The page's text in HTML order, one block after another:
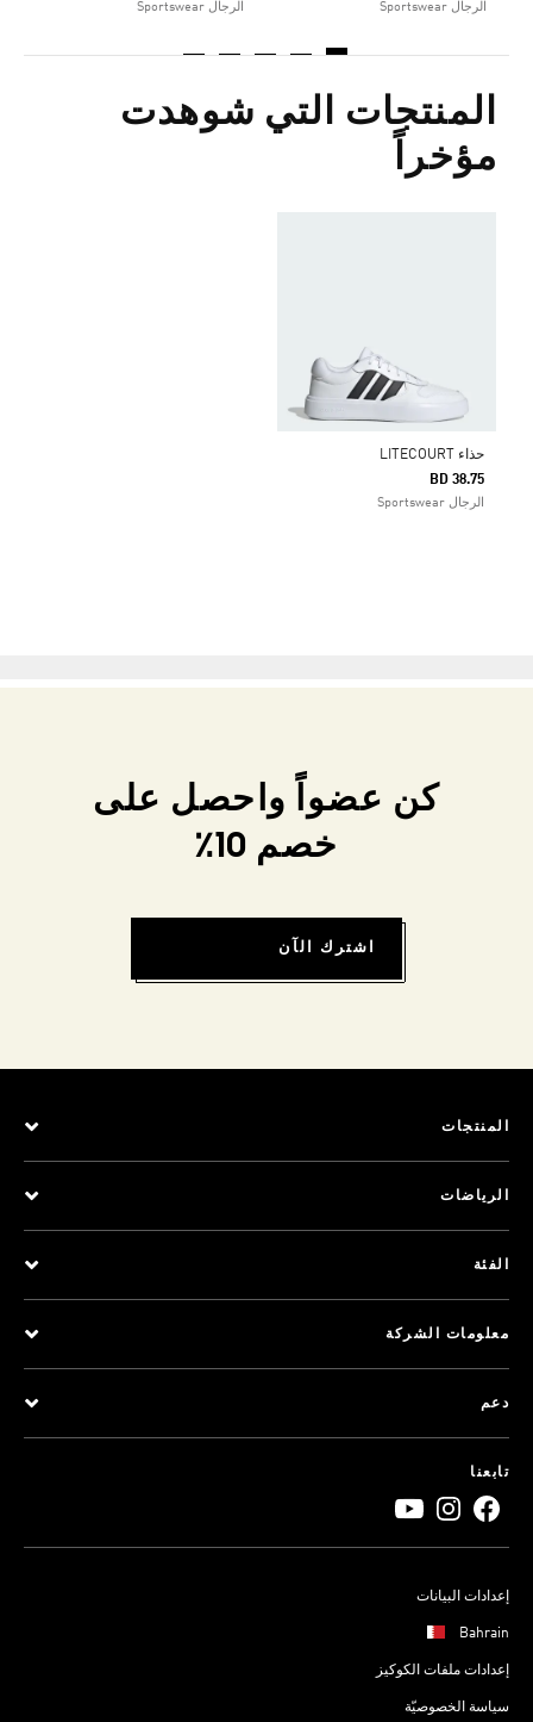
الرجال Sportswear الرجال Sportswear
المنتجات التي شوهدت
مؤخراً
حذاء LITECOURT
BD 38.75
الرجال Sportswear
كن عضواً واحصل على
خصم 10٪
اشترك الآن
المنتجات
الرياضات
الفئة
معلومات الشركة
دعم
تابعنا
إعدادات البيانات
Bahrain
إعدادات ملفات الكوكيز
سياسة الخصوصيّة